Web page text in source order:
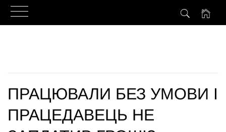
ПРАЦЮВАЛИ БЕЗ УМОВИ І
ПРАЦЕДАВЕЦЬ НЕ